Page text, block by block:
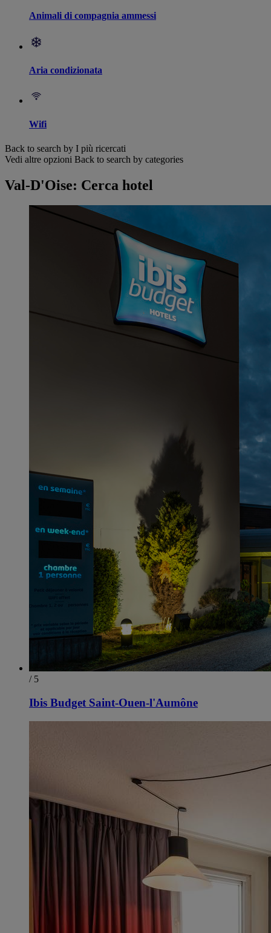
Animali di compagnia ammessi
Aria condizionata
Wifi
Back to search by I più ricercati
Vedi altre opzioni Back to search by categories
Val-D'Oise: Cerca hotel
/ 5
Ibis Budget Saint-Ouen-l'Aumône